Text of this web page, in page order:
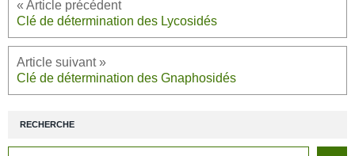
Clé de détermination des Lycosidés
Clé de détermination des Gnaphosidés
RECHERCHE